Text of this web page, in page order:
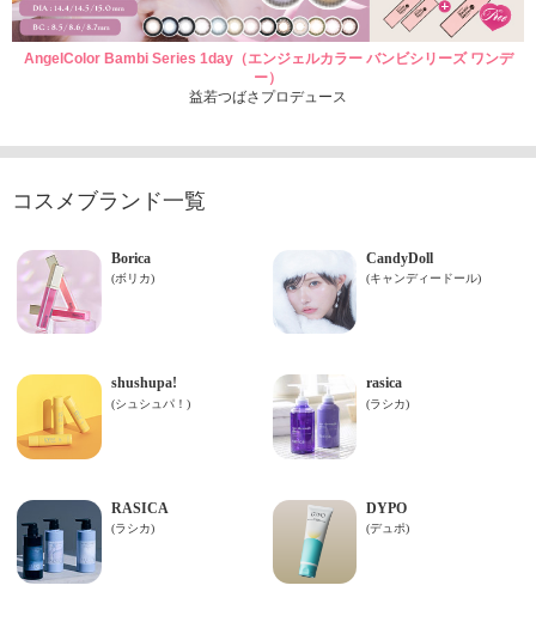
AngelColor Bambi Series 1day（エンジェルカラー バンビシリーズ ワンデ
ー）
益若つばさプロデュース
コスメブランド一覧